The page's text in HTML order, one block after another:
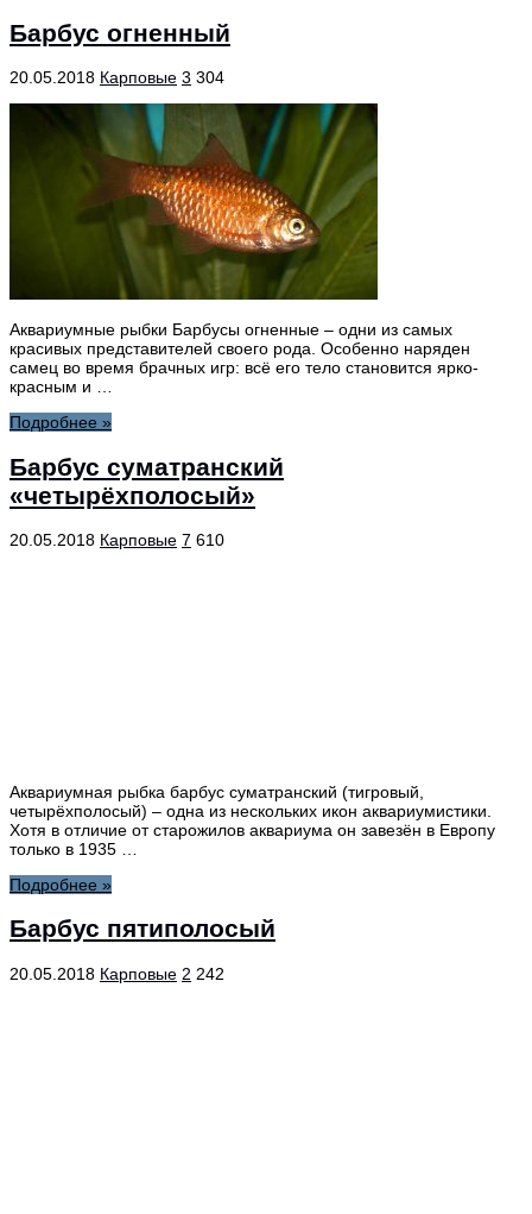
Барбус огненный
20.05.2018 Карповые 3 304
Аквариумные рыбки Барбусы огненные – одни из самых
красивых представителей своего рода. Особенно наряден
самец во время брачных игр: всё его тело становится ярко-
красным и …
Подробнее »
Барбус суматранский
«четырёхполосый»
20.05.2018 Карповые 7 610
Аквариумная рыбка барбус суматранский (тигровый,
четырёхполосый) – одна из нескольких икон аквариумистики.
Хотя в отличие от старожилов аквариума он завезён в Европу
только в 1935 …
Подробнее »
Барбус пятиполосый
20.05.2018 Карповые 2 242